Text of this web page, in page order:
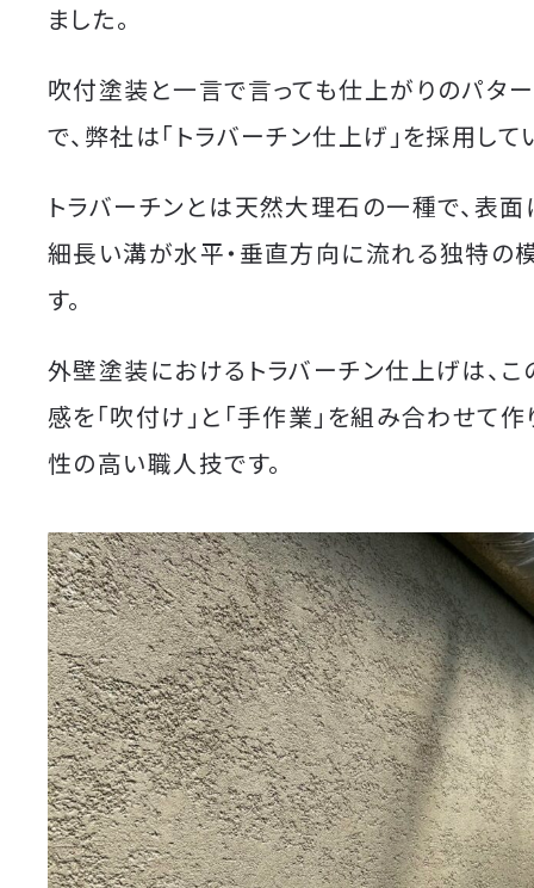
ました。
吹付塗装と一言で言っても仕上がりのパタ
で、弊社は「トラバーチン仕上げ」を採用して
トラバーチンとは天然大理石の一種で、表
細長い溝が水平・垂直方向に流れる独特の
す。
外壁塗装におけるトラバーチン仕上げは、
感を「吹付け」と「手作業」を組み合わせて作
性の高い職人技です。